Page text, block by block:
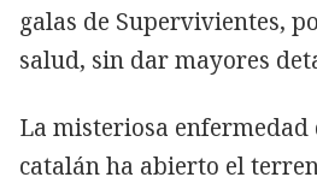
galas de Supervivientes,
salud, sin dar mayores
La misteriosa
catalán ha abierto el